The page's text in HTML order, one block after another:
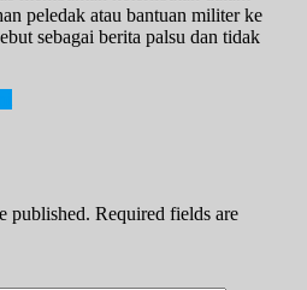
peledak atau bantuan militer ke
sebagai berita palsu dan tidak
published. Required fields are